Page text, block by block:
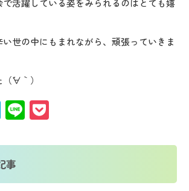
活躍している姿をみられるのはとても嬉
い世の中にもまれながら、頑張っていきま
´∀｀）
Hatena
Line
事